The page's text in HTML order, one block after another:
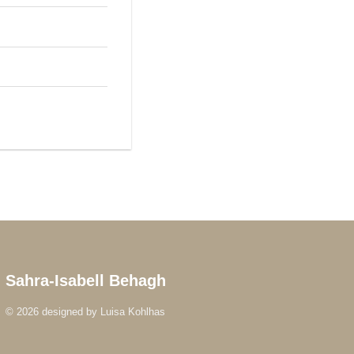
Sahra-Isabell Behagh
© 2026 designed by Luisa Kohlhas